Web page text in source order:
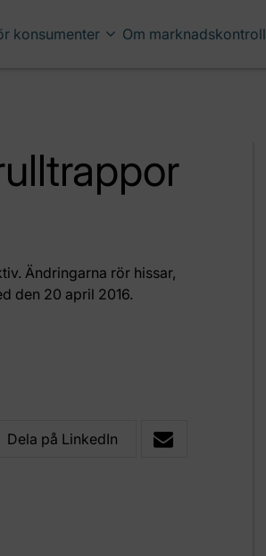
konsumenter Om marknadskontroll
Ändringarna rör hissar,
den 20 april 2016.
Dela på LinkedIn